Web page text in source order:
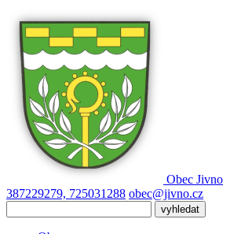
Obec Jivno
387229279, 725031288 obec@jivno.cz